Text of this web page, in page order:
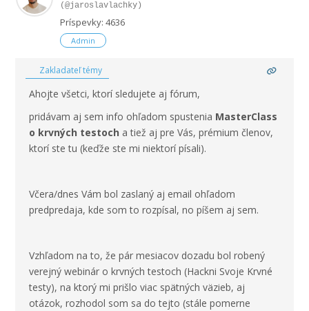
(@jaroslavlachky)
Príspevky: 4636
Admin
Zakladateľ témy
Ahojte všetci, ktorí sledujete aj fórum,
pridávam aj sem info ohľadom spustenia MasterClass
o krvných testoch a tiež aj pre Vás, prémium členov,
ktorí ste tu (keďže ste mi niektorí písali).
Včera/dnes Vám bol zaslaný aj email ohľadom
predpredaja, kde som to rozpísal, no píšem aj sem.
Vzhľadom na to, že pár mesiacov dozadu bol robený
verejný webinár o krvných testoch (Hackni Svoje Krvné
testy), na ktorý mi prišlo viac spätných väzieb, aj
otázok, rozhodol som sa do tejto (stále pomerne